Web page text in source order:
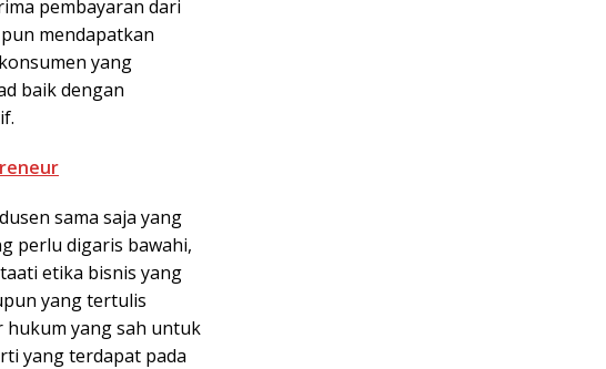
pembayaran dari
mendapatkan
yang
baik dengan
sama saja yang
perlu digaris bawahi,
etika bisnis yang
yang tertulis
hukum yang sah untuk
yang terdapat pada